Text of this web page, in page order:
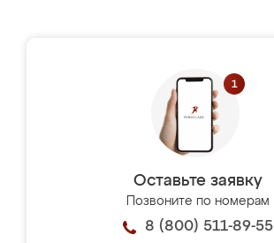
Оставьте заявку
Позвоните по номерам
8 (800) 511-89-55